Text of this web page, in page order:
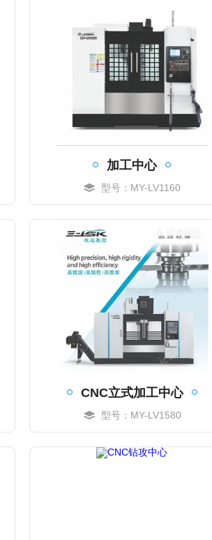
加工中心
型号：MY-LV1160
CNC立式加工中心
型号：MY-LV1580